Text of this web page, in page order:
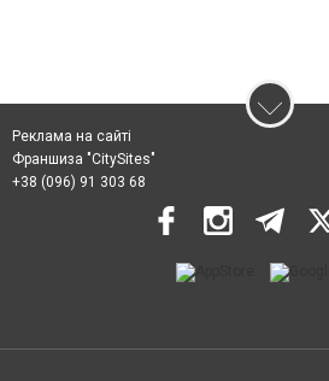
Реклама на сайті
Франшиза "CitySites"
+38 (096) 91 303 68